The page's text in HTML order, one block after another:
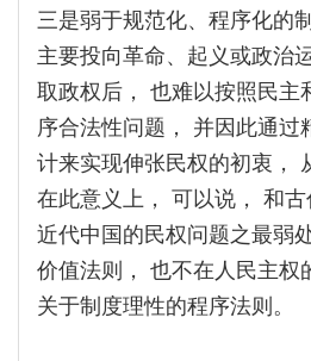
三是弱于规范化、程序化的
主要投向革命、起义或政治
取政权后， 也难以按照民主
序合法性问题， 并因此通过
计来实现伸张民权的初衷，
在此意义上， 可以说， 和古
近代中国的民权问题之最弱
价值法则， 也不在人民主权
关于制度理性的程序法则。